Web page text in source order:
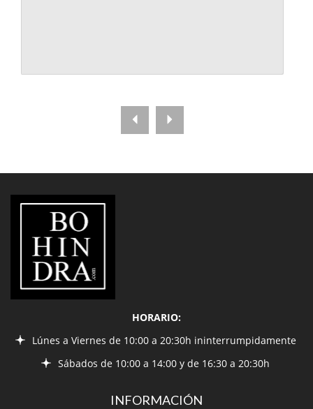
LIBRERÍA
BOHINDRA
HORARIO:
Lúnes a Viernes de 10:00 a 20:30h ininterrumpidamente
Sábados de 10:00 a 14:00 y de 16:30 a 20:30h
INFORMACIÓN